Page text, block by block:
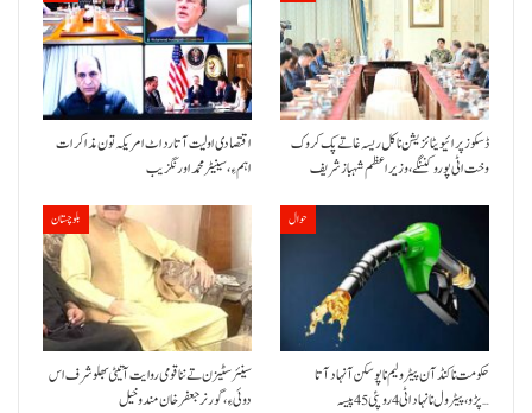
اقتصادی اولیت آتا رد اٹ امریکہ تون مذاکرات
اہم ءِ،سینیٹر محمد اورنگزیب
ڈسکوز پرائیویٹائزیشن نا کل ریسہ غاتے پک کروک
وخت اٹی پورو کننگے ،وزیراعظم شہباز شریف
بلوچستان
سینئر سٹیزن تے ننا قومی روایت آتیٹی بھلو شرف اس
دوئی ءِ،گورنر جعفرخان مندوخیل
حوال
حکومت نا کنڈ آن پیٹرولیم نا پوسکن آ نہاد آتا
پڑو،پیٹرول نا نہاد اٹی 4 روپئی 45 پیسہ…